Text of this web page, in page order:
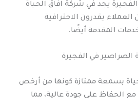
يجد في شركة افاق الحياة
العملاء يقدرون الاحترافية
المقدمة أيضًا.
في الفجيرة
بسمعة ممتازة كونها من أرخص
الحفاظ على جودة عالية، مما